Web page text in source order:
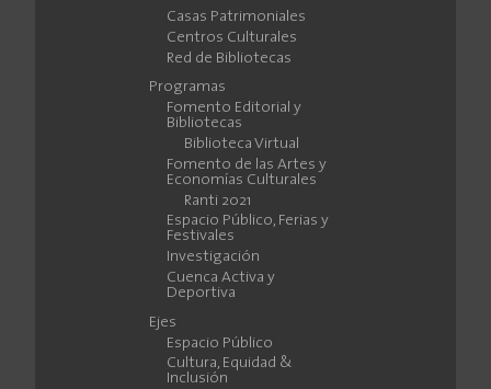
Casas Patrimoniales
Centros Culturales
Red de Bibliotecas
Programas
Fomento Editorial y
Bibliotecas
Biblioteca Virtual
Fomento de las Artes y
Economías Culturales
Ranti 2021
Espacio Público, Ferias y
Festivales
Investigación
Cuenca Activa y
Deportiva
Ejes
Espacio Público
Cultura, Equidad &
Inclusión